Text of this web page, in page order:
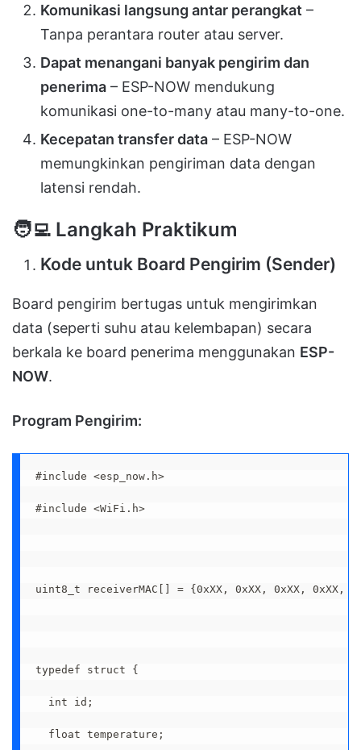
Komunikasi langsung antar perangkat –
Tanpa perantara router atau server.
Dapat menangani banyak pengirim dan
penerima – ESP-NOW mendukung
komunikasi one-to-many atau many-to-one.
Kecepatan transfer data – ESP-NOW
memungkinkan pengiriman data dengan
latensi rendah.
🧑 Langkah Praktikum
Kode untuk Board Pengirim (Sender)
Board pengirim bertugas untuk mengirimkan
data (seperti suhu atau kelembapan) secara
berkala ke board penerima menggunakan ESP-
NOW.
Program Pengirim:
#include <esp_now.h>
#include <WiFi.h>
uint8_t receiverMAC[] = {0xXX, 0xXX, 0xXX, 0xXX,
typedef struct {
int id;
float temperature;